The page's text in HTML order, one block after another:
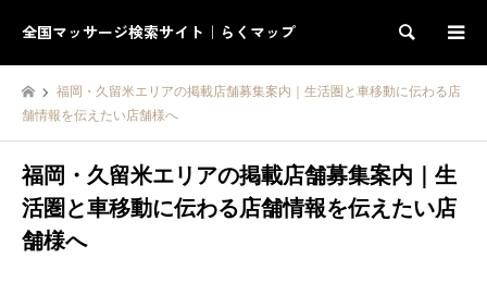
全国マッサージ検索サイト｜らくマップ 検索
福岡・久留米エリアの掲載店舗募集案内｜生活圏と車移動に伝わる店
舗情報を伝えたい店舗様へ
福岡・久留米エリアの掲載店舗募集案内｜生
活圏と車移動に伝わる店舗情報を伝えたい店
舗様へ